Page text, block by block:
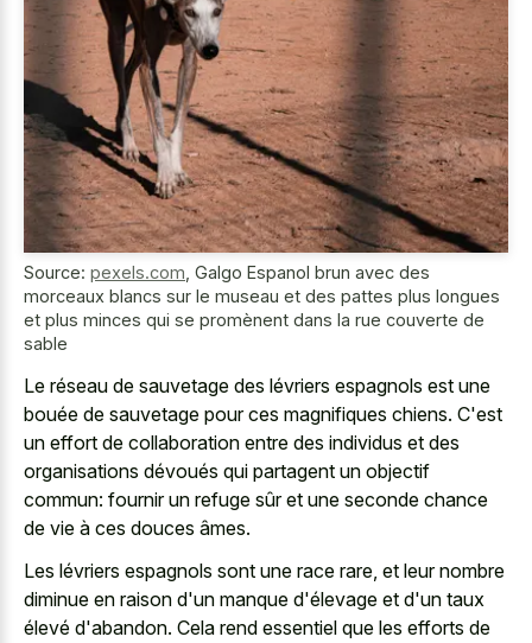
Source: pexels.com Galgo Espanol brun avec des
morceaux blancs sur le museau et des pattes plus longues
et plus minces qui se promènent dans la rue couverte de
sable
Le réseau de sauvetage des lévriers espagnols est une
bouée de sauvetage pour ces magnifiques chiens. C'est
un effort de collaboration entre des individus et des
organisations dévoués qui partagent un objectif
commun: fournir un refuge sûr et une seconde chance
de vie à ces douces âmes.
Les lévriers espagnols sont une race rare, et leur nombre
diminue en raison d'un manque d'élevage et d'un taux
élevé d'abandon. Cela rend essentiel que les efforts de